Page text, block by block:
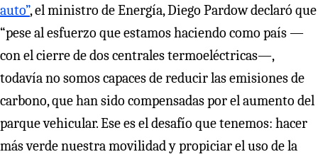
auto”, el ministro de Energía, Diego Pardow declaró que
“pese al esfuerzo que estamos haciendo como país —
con el cierre de dos centrales termoeléctricas—,
todavía no somos capaces de reducir las emisiones de
carbono, que han sido compensadas por el aumento del
parque vehicular. Ese es el desafío que tenemos: hacer
más verde nuestra movilidad y propiciar el uso de la